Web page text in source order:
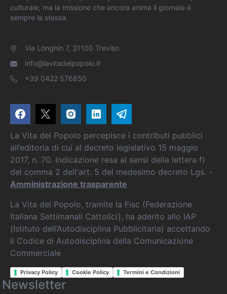
culturale, ma la missione che ancora anima il giornale è
sempre la stessa.
Via Longhin 7, 31100 Treviso
info@lavitadelpopolo.it
+39 0422 576850
La Vita del Popolo percepisce i contributi pubblici
all’editoria di cui al decreto legislativo 15 maggio
2017, n. 70. Indicazione resa ai sensi della lettera f)
del comma 2 dell'art. 5 del medesimo decreto Lgs. -
Amministrazione trasparente
La Vita del Popolo, tramite la Fisc (Federazione
Italiana Settimanali Cattolici), ha aderito allo IAP
(Istituto dell’Autodisciplina Pubblicitaria) accettando
il Codice di Autodisciplina della Comunicazione
Commerciale
Privacy Policy Cookie Policy Termini e Condizioni
Newsletter